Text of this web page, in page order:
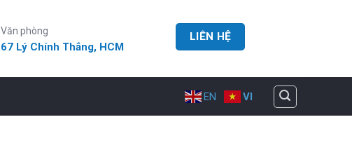
Văn phòng
67 Lý Chính Thắng, HCM
LIÊN HỆ
EN VI